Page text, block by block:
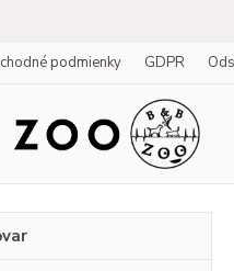
podmienky GDPR